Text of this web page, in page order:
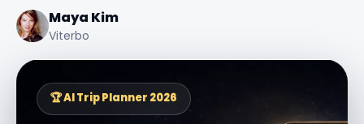
Maya Kim
Viterbo
🏆 AI Trip Planner 2026